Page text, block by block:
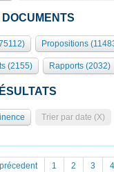
Propositions
(2155) Rapports (2032)
Trier par date (X)
1 2 3 4